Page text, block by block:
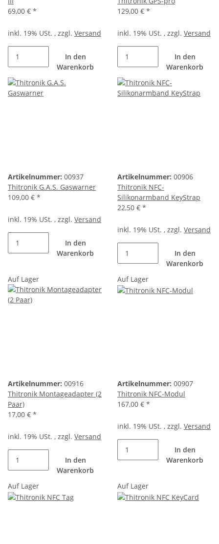
69,00 € *
inkl. 19% USt. , zzgl. Versand
In den
Warenkorb
129,00 € *
inkl. 19% USt. , zzgl. Versand
In den
Warenkorb
Artikelnummer: 00937
Thitronik G.A.S. Gaswarner
109,00 € *
inkl. 19% USt. , zzgl. Versand
In den
Warenkorb
Artikelnummer: 00906
Thitronik NFC-
Silikonarmband KeyStrap
22,50 € *
inkl. 19% USt. , zzgl. Versand
In den
Warenkorb
Auf Lager
Artikelnummer: 00916
Thitronik Montageadapter (2
Paar)
17,00 € *
inkl. 19% USt. , zzgl. Versand
In den
Warenkorb
Auf Lager
Artikelnummer: 00907
Thitronik NFC-Modul
167,00 € *
inkl. 19% USt. , zzgl. Versand
In den
Warenkorb
Auf Lager Auf Lager